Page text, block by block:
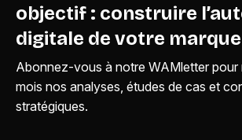
objectif : construire
digitale de votre marque
Abonnez-vous à notre WAMletter pour
mois nos analyses, études de cas et
stratégiques.